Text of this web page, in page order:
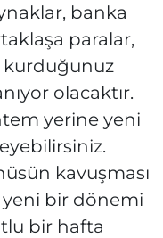
banka
paralar,
kurduğunuz
olacaktır.
yerine yeni
kavuşması
bir dönemi
bir hafta